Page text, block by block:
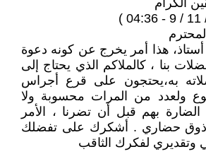
هذا أمر يخرج عن كونه دعوة
بنا ، كالملاكم الذي يحتاج إلى
به،يحتجون على قرع أجراس
ولعدد من المرات محسوبة ولا
الضارة بهم قبل أن تضرنا ، الأمر
ذوق حضاري . أشكرك على تفضلك
وتقديري لفكرك الثاقب